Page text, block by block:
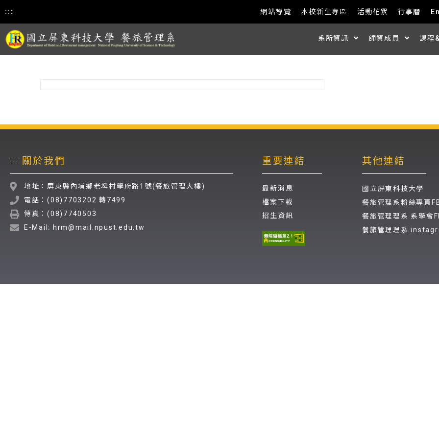
::: 網站導覽 本校新生專區 活動花絮 行事曆
系所資訊 師資成員 課程
::: 關於我們
地址：屏東縣內埔鄉老埤村學府路1號(餐旅管理大樓)
電話：(08)7703202 轉7499
傳真：(08)7740503
E-Mail: hrm@mail.npust.edu.tw
重要連結
最新消息
檔案下載
招生資訊
其他連結
國立屏東科技大學
餐旅管理系粉絲專頁
餐旅管理理系 系學會
餐旅管理理系